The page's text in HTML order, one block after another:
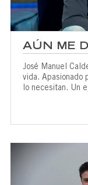
AÚN ME
José Manuel
vida. Apasionado
lo necesitan. Un